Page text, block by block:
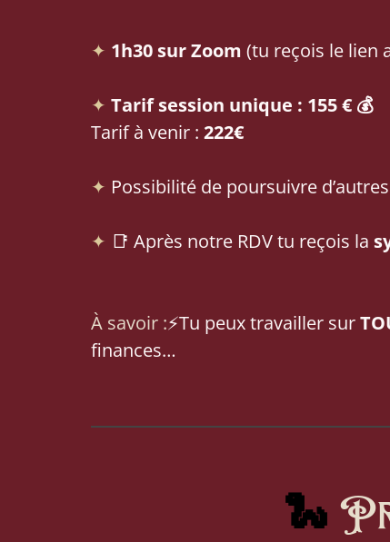
✦ 1h30 sur Zoom (tu reçois le lien
✦ Tarif session unique : 155 € 💰
Tarif à venir : 222€
✦ Possibilité de poursuivre
✦ 📑 Après notre RDV tu reçois la
À savoir :⚡Tu peux travailler sur
finances…
🐍